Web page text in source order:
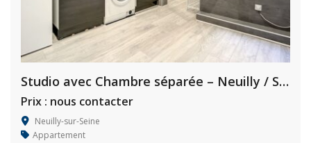
Studio avec Chambre séparée – Neuilly / Sablonville
Prix : nous contacter
Neuilly-sur-Seine
Appartement